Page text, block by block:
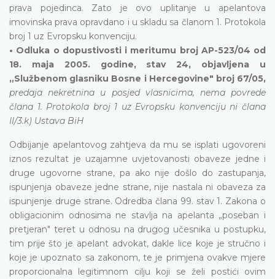
prava pojedinca. Zato je ovo uplitanje u apelantova
imovinska prava opravdano i u skladu sa članom 1. Protokola
broj 1 uz Evropsku konvenciju.
• Odluka o dopustivosti i meritumu broj AP-523/04 od
18. maja 2005. godine, stav 24, objavljena u
„Službenom glasniku Bosne i Hercegovine" broj 67/05,
predaja nekretnina u posjed vlasnicima, nema povrede
člana 1. Protokola broj 1 uz Evropsku konvenciju ni člana
II/3.k) Ustava BiH
Odbijanje apelantovog zahtjeva da mu se isplati ugovoreni
iznos rezultat je uzajamne uvjetovanosti obaveze jedne i
druge ugovorne strane, pa ako nije došlo do zastupanja,
ispunjenja obaveze jedne strane, nije nastala ni obaveza za
ispunjenje druge strane. Odredba člana 99. stav 1. Zakona o
obligacionim odnosima ne stavlja na apelanta „poseban i
pretjeran" teret u odnosu na drugog učesnika u postupku,
tim prije što je apelant advokat, dakle lice koje je stručno i
koje je upoznato sa zakonom, te je primjena ovakve mjere
proporcionalna legitimnom cilju koji se želi postići ovim